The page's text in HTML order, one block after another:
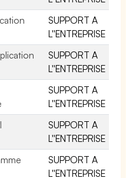
SUPPORT A
L''ENTREPRISE
SUPPORT A
L''ENTREPRISE
SUPPORT A
L''ENTREPRISE
SUPPORT A
L''ENTREPRISE
SUPPORT A
L''ENTREPRISE